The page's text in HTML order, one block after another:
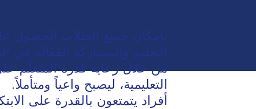
بإمكان جميع الطلاب الحصول
التعليم والمشاركة الفعّالة
من خلال رعاية قدرة المتعلّم
التعليمية، ليصبح واعياً ومتأملاً.
أفراد يتمتعون بالقدرة على